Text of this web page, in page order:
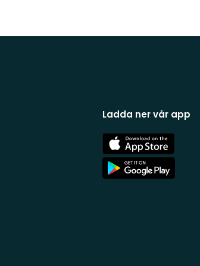
Ladda ner vår app
App
Store
App
Store